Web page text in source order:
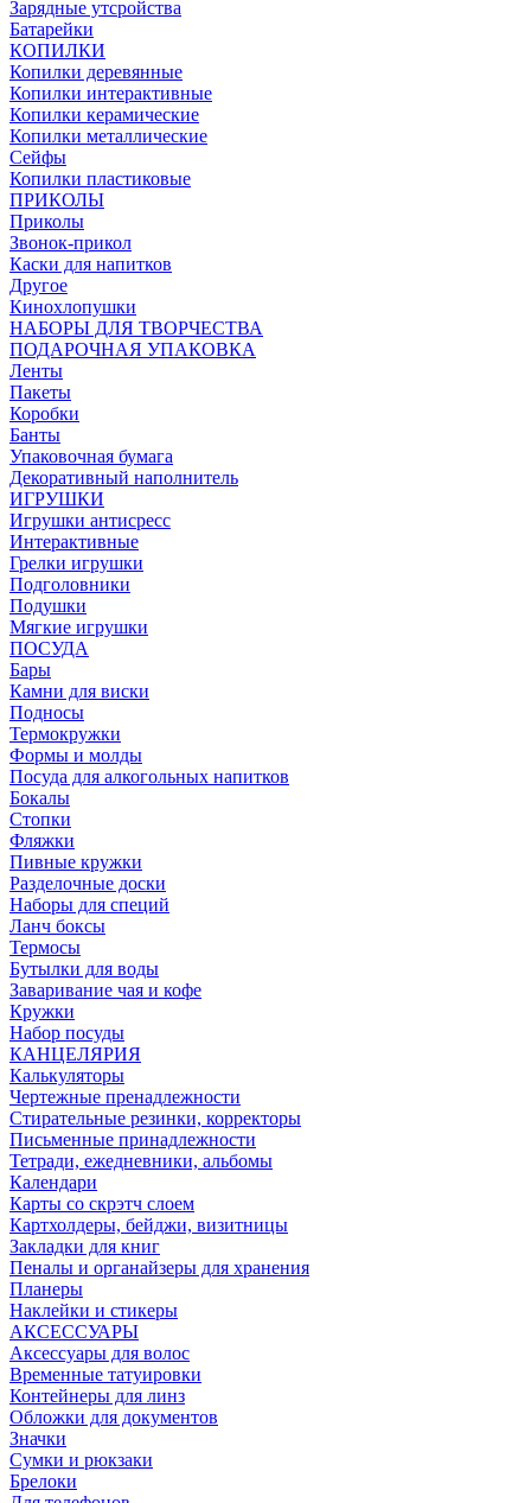
Зарядные утсройства
Батарейки
КОПИЛКИ
Копилки деревянные
Копилки интерактивные
Копилки керамические
Копилки металлические
Сейфы
Копилки пластиковые
ПРИКОЛЫ
Приколы
Звонок-прикол
Каски для напитков
Другое
Кинохлопушки
НАБОРЫ ДЛЯ ТВОРЧЕСТВА
ПОДАРОЧНАЯ УПАКОВКА
Ленты
Пакеты
Коробки
Банты
Упаковочная бумага
Декоративный наполнитель
ИГРУШКИ
Игрушки антисресс
Интерактивные
Грелки игрушки
Подголовники
Подушки
Мягкие игрушки
ПОСУДА
Бары
Камни для виски
Подносы
Термокружки
Формы и молды
Посуда для алкогольных напитков
Бокалы
Стопки
Фляжки
Пивные кружки
Разделочные доски
Наборы для специй
Ланч боксы
Термосы
Бутылки для воды
Заваривание чая и кофе
Кружки
Набор посуды
КАНЦЕЛЯРИЯ
Калькуляторы
Чертежные пренадлежности
Стирательные резинки, корректоры
Письменные принадлежности
Тетради, ежедневники, альбомы
Календари
Карты со скрэтч слоем
Картхолдеры, бейджи, визитницы
Закладки для книг
Пеналы и органайзеры для хранения
Планеры
Наклейки и стикеры
АКСЕССУАРЫ
Аксессуары для волос
Временные татуировки
Контейнеры для линз
Обложки для документов
Значки
Сумки и рюкзаки
Брелоки